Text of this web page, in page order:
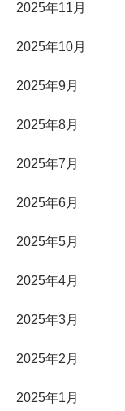
2025年11月
2025年10月
2025年9月
2025年8月
2025年7月
2025年6月
2025年5月
2025年4月
2025年3月
2025年2月
2025年1月